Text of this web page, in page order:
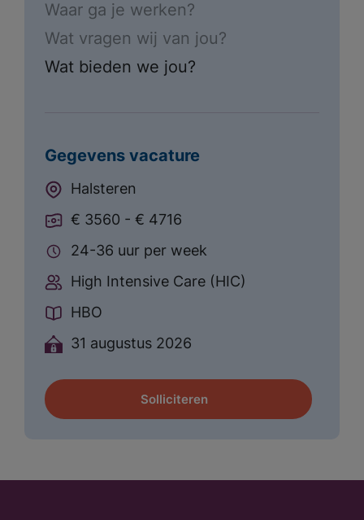
Waar ga je werken?
Wat vragen wij van jou?
Wat bieden we jou?
Gegevens vacature
Halsteren
€ 3560 - € 4716
24-36 uur per week
High Intensive Care (HIC)
HBO
31 augustus 2026
Solliciteren